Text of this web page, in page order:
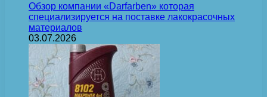
Обзор компании «Darfarben» которая
специализируется на поставке лакокрасочных
материалов
03.07.2026